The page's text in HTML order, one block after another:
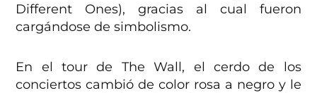
Different Ones), gracias al cual fueron
cargándose de simbolismo.
En el tour de The Wall, el cerdo de los
conciertos cambió de color rosa a negro y le